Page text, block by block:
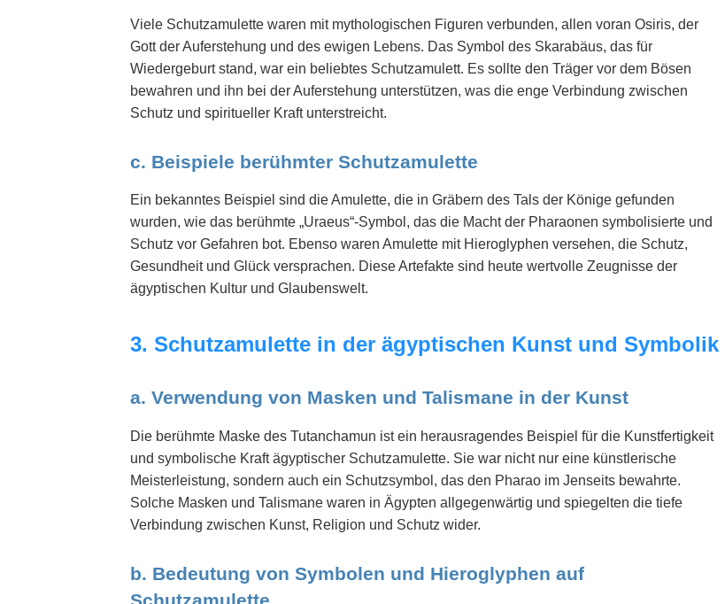
Viele Schutzamulette waren mit mythologischen Figuren verbunden, allen voran Osiris, der
Gott der Auferstehung und des ewigen Lebens. Das Symbol des Skarabäus, das für
Wiedergeburt stand, war ein beliebtes Schutzamulett. Es sollte den Träger vor dem Bösen
bewahren und ihn bei der Auferstehung unterstützen, was die enge Verbindung zwischen
Schutz und spiritueller Kraft unterstreicht.
c. Beispiele berühmter Schutzamulette
Ein bekanntes Beispiel sind die Amulette, die in Gräbern des Tals der Könige gefunden
wurden, wie das berühmte „Uraeus“-Symbol, das die Macht der Pharaonen symbolisierte und
Schutz vor Gefahren bot. Ebenso waren Amulette mit Hieroglyphen versehen, die Schutz,
Gesundheit und Glück versprachen. Diese Artefakte sind heute wertvolle Zeugnisse der
ägyptischen Kultur und Glaubenswelt.
3. Schutzamulette in der ägyptischen Kunst und Symbolik
a. Verwendung von Masken und Talismane in der Kunst
Die berühmte Maske des Tutanchamun ist ein herausragendes Beispiel für die Kunstfertigkeit
und symbolische Kraft ägyptischer Schutzamulette. Sie war nicht nur eine künstlerische
Meisterleistung, sondern auch ein Schutzsymbol, das den Pharao im Jenseits bewahrte.
Solche Masken und Talismane waren in Ägypten allgegenwärtig und spiegelten die tiefe
Verbindung zwischen Kunst, Religion und Schutz wider.
b. Bedeutung von Symbolen und Hieroglyphen auf
Schutzamulette